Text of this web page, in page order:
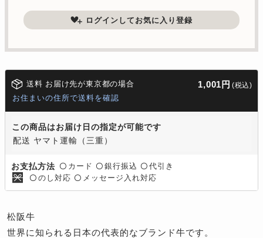
ログインしてお気に入り登録
送料 お届け先が東京都の場合 1,001円 (税込)
お住まいの住所で送料を確認
この商品はお届け日の指定が可能です
配送 ヤマト運輸（三重）
お支払方法 〇 カード 〇 銀行振込 〇 代引き
〇 のし対応 〇 メッセージ入れ対応
松阪牛
世界に知られる日本の代表的なブランド牛です。